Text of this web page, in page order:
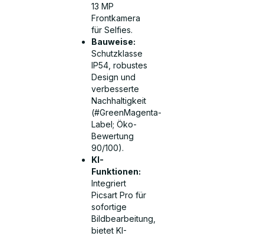
13 MP
Frontkamera
für Selfies.
Bauweise:
Schutzklasse
IP54, robustes
Design und
verbesserte
Nachhaltigkeit
(#GreenMagenta-
Label; Öko-
Bewertung
90/100).
KI-
Funktionen:
Integriert
Picsart Pro für
sofortige
Bildbearbeitung,
bietet KI-